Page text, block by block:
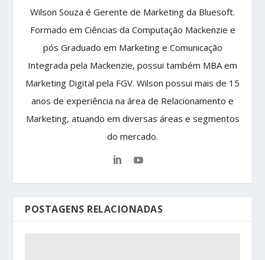
Wilson Souza é Gerente de Marketing da Bluesoft.
Formado em Ciências da Computação Mackenzie e
pós Graduado em Marketing e Comunicação
Integrada pela Mackenzie, possui também MBA em
Marketing Digital pela FGV. Wilson possui mais de 15
anos de experiência na área de Relacionamento e
Marketing, atuando em diversas áreas e segmentos
do mercado.
POSTAGENS RELACIONADAS